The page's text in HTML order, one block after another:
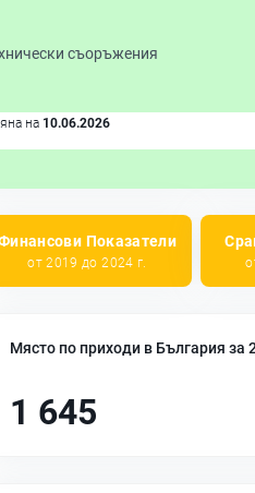
съоръжения
на 10.06.2026
Показатели
от 2019 до 2024 г.
Място по приходи в България за
1 645